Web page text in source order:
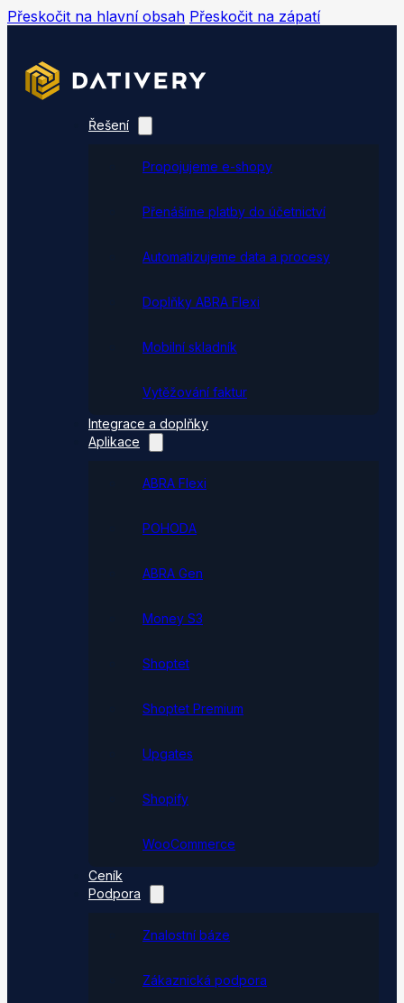
Přeskočit na hlavní obsah Přeskočit na zápatí
Řešení
Propojujeme e-shopy
Přenášíme platby do účetnictví
Automatizujeme data a procesy
Doplňky ABRA Flexi
Mobilní skladník
Vytěžování faktur
Integrace a doplňky
Aplikace
ABRA Flexi
POHODA
ABRA Gen
Money S3
Shoptet
Shoptet Premium
Upgates
Shopify
WooCommerce
Ceník
Podpora
Znalostní báze
Zákaznická podpora